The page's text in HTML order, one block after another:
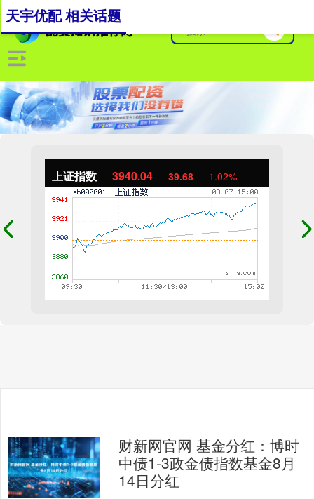
上证指数 3940.04 39.68 1.02%
天宇优配 相关话题
财新网官网 基金分红：博时
中债1-3政金债指数基金8月
14日分红